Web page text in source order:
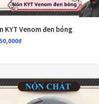
KYT Venom đen bóng
₫